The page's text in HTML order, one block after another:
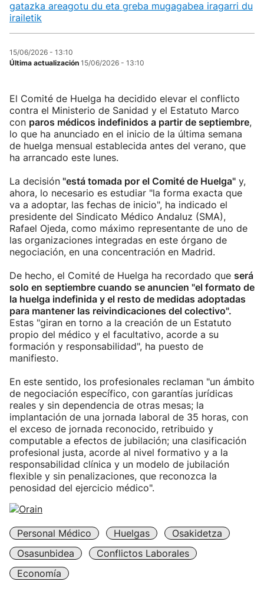
gatazka areagotu du eta greba mugagabea iragarri du
irailetik
15/06/2026 - 13:10
Última actualización 15/06/2026 - 13:10
El Comité de Huelga ha decidido elevar el conflicto
contra el Ministerio de Sanidad y el Estatuto Marco
con paros médicos indefinidos a partir de septiembre,
lo que ha anunciado en el inicio de la última semana
de huelga mensual establecida antes del verano, que
ha arrancado este lunes.
La decisión "está tomada por el Comité de Huelga" y,
ahora, lo necesario es estudiar "la forma exacta que
va a adoptar, las fechas de inicio", ha indicado el
presidente del Sindicato Médico Andaluz (SMA),
Rafael Ojeda, como máximo representante de uno de
las organizaciones integradas en este órgano de
negociación, en una concentración en Madrid.
De hecho, el Comité de Huelga ha recordado que será
solo en septiembre cuando se anuncien "el formato de
la huelga indefinida y el resto de medidas adoptadas
para mantener las reivindicaciones del colectivo".
Estas "giran en torno a la creación de un Estatuto
propio del médico y el facultativo, acorde a su
formación y responsabilidad", ha puesto de
manifiesto.
En este sentido, los profesionales reclaman "un ámbito
de negociación específico, con garantías jurídicas
reales y sin dependencia de otras mesas; la
implantación de una jornada laboral de 35 horas, con
el exceso de jornada reconocido, retribuido y
computable a efectos de jubilación; una clasificación
profesional justa, acorde al nivel formativo y a la
responsabilidad clínica y un modelo de jubilación
flexible y sin penalizaciones, que reconozca la
penosidad del ejercicio médico".
Personal Médico Huelgas
Osakidetza
Osasunbidea
Conflictos Laborales
Economía